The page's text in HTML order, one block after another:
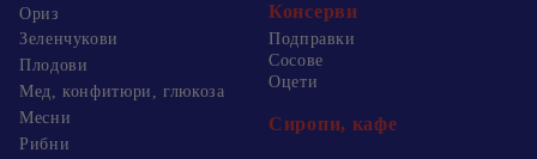
Ориз Консерви
Зеленчукови
Плодови
Мед, конфитюри, глюкоза
Месни
Рибни
Подправки
Сосове
Оцети
Сиропи, кафе